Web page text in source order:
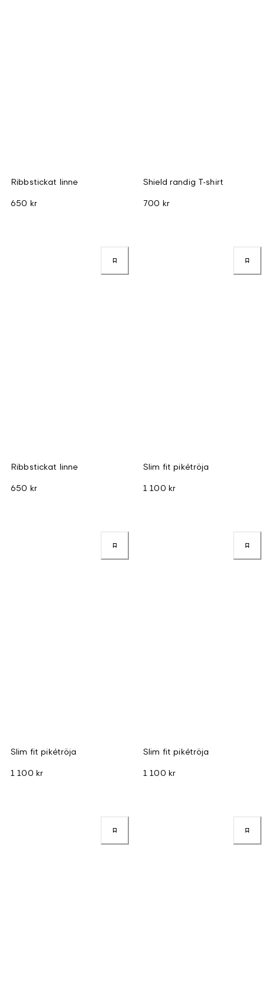
Ribbstickat linne
650 kr
Shield randig T-shirt
700 kr
Ribbstickat linne
650 kr
Slim fit pikétröja
1 100 kr
Slim fit pikétröja
1 100 kr
Slim fit pikétröja
1 100 kr